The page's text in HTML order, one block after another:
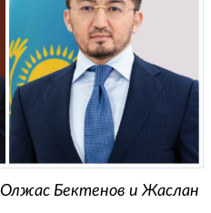
Бектенов и Жаслан